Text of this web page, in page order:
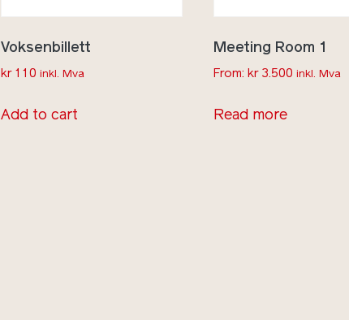
Voksenbillett
kr110 inkl. Mva
Add to cart
Meeting Room 1
From: kr3.500 inkl. Mva
Read more